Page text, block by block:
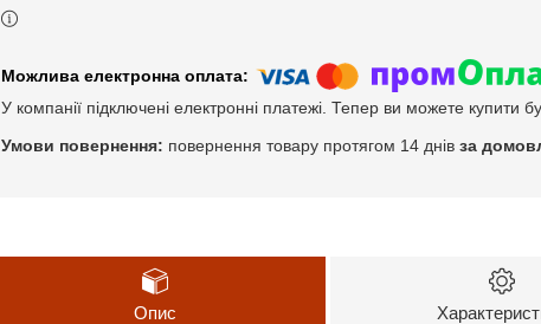
У компанії підключені електронні платежі. Тепер ви можете купити
повернення товару протягом 14 днів за
Опис